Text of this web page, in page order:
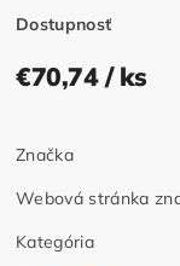
Dostupnosť
€70,74/ ks
Značka
Webová stránka
Kategória